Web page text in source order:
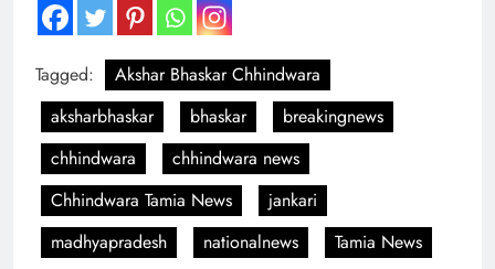
Tagged:
Akshar Bhaskar Chhindwara
aksharbhaskar
bhaskar
breakingnews
chhindwara
chhindwara news
Chhindwara Tamia News
jankari
madhyapradesh
nationalnews
Tamia News